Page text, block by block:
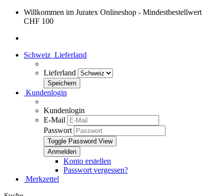
Willkommen im Juratex Onlineshop - Mindestbestellwert
CHF 100
Schweiz Lieferland
Lieferland
Kundenlogin
Kundenlogin
E-Mail
Passwort
Toggle Password View
Konto erstellen
Passwort vergessen?
Merkzettel